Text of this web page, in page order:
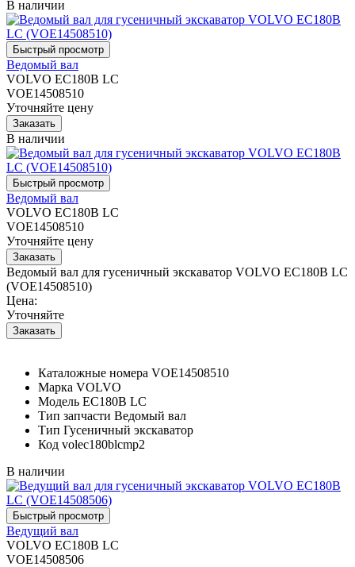
В наличии
Ведомый вал
VOLVO EC180B LC
VOE14508510
Уточняйте цену
В наличии
Ведомый вал
VOLVO EC180B LC
VOE14508510
Уточняйте цену
Ведомый вал для гусеничный экскаватор VOLVO EC180B LC
(VOE14508510)
Цена:
Уточняйте
Каталожные номера VOE14508510
Марка VOLVO
Модель EC180B LC
Тип запчасти Ведомый вал
Тип Гусеничный экскаватор
Код volec180blcmp2
В наличии
Ведущий вал
VOLVO EC180B LC
VOE14508506